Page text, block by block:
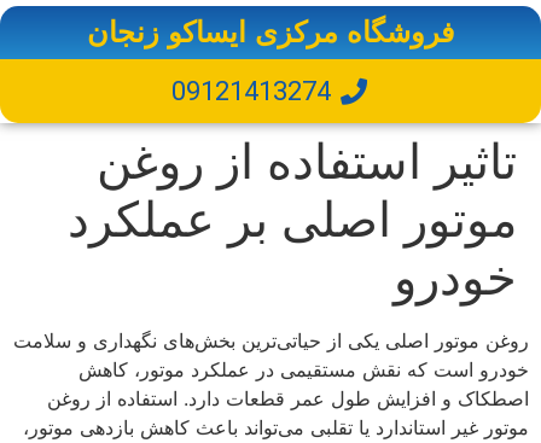
فروشگاه مرکزی ایساکو زنجان
09121413274
تاثیر استفاده از روغن
موتور اصلی بر عملکرد
خودرو
روغن موتور اصلی یکی از حیاتی‌ترین بخش‌های نگهداری و سلامت
خودرو است که نقش مستقیمی در عملکرد موتور، کاهش
اصطکاک و افزایش طول عمر قطعات دارد. استفاده از روغن
موتور غیر استاندارد یا تقلبی می‌تواند باعث کاهش بازدهی موتور،